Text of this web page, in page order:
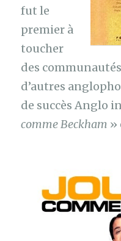
fut le
premier à
toucher
des
d’autres
de succès Anglo
comme Beckham »